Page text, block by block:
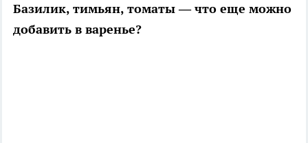
Базилик, тимьян, томаты — что еще можно
добавить в варенье?